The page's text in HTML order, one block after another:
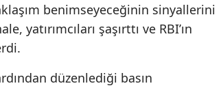
benimseyeceğinin sinyallerini
şaşırttı ve RBI’ın
düzenlediği basın